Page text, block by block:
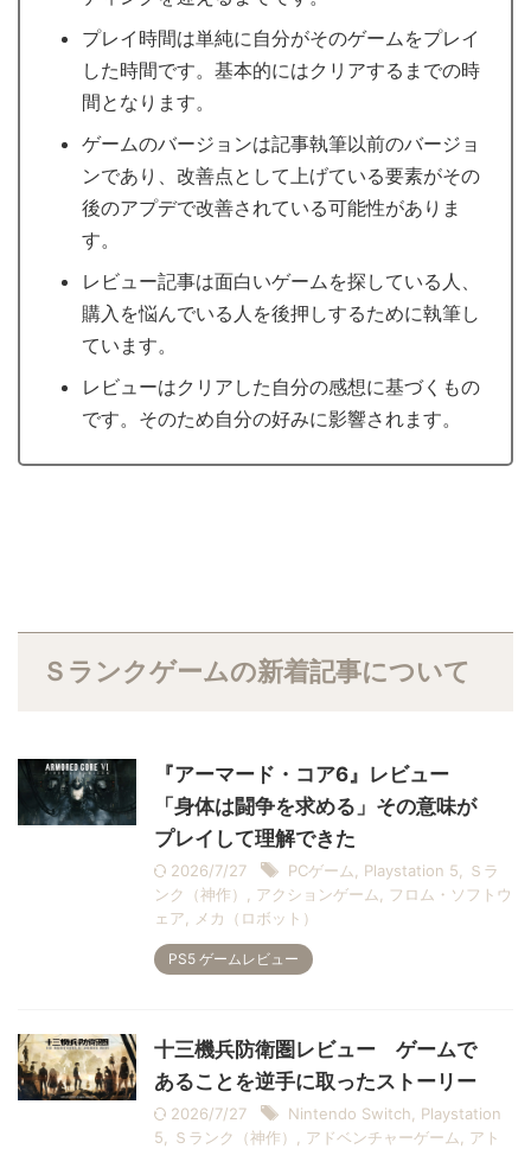
プレイ時間は単純に自分がそのゲームをプレイ
した時間です。基本的にはクリアするまでの時
間となります。
ゲームのバージョンは記事執筆以前のバージョ
ンであり、改善点として上げている要素がその
後のアプデで改善されている可能性がありま
す。
レビュー記事は面白いゲームを探している人、
購入を悩んでいる人を後押しするために執筆し
ています。
レビューはクリアした自分の感想に基づくもの
です。そのため自分の好みに影響されます。
Ｓランクゲームの新着記事について
『アーマード・コア6』レビュー
「身体は闘争を求める」その意味が
プレイして理解できた
2026/7/27 PCゲーム Playstation 5
Ｓラ
ンク（神作）
アクションゲーム
フロム・ソフトウ
ェア
メカ（ロボット）
PS5 ゲームレビュー
十三機兵防衛圏レビュー ゲームで
あることを逆手に取ったストーリー
2026/7/27 Nintendo Switch
Playstation
5
Ｓランク（神作） アドベンチャーゲーム
アト